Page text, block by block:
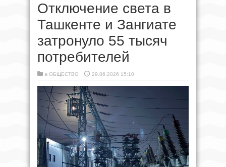
Отключение света в
Ташкенте и Зангиате
затронуло 55 тысяч
потребителей
в ОБЩЕСТВО 29.06.2026 15:10